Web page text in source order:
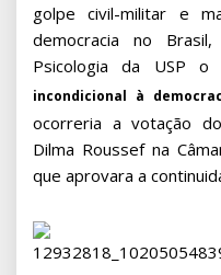
golpe civil-militar e
democracia no
Psicologia da USP o
incondicional à
ocorreria a votação
Dilma Roussef na
que aprovara a